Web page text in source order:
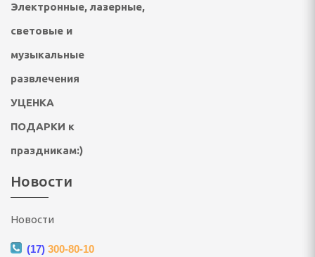
и единоборств
и аксессуары
Электронные, лазерные,
световые и
музыкальные
развлечения
УЦЕНКА
ПОДАРКИ к
праздникам:)
Новости
Новости
(17) 300-80-10